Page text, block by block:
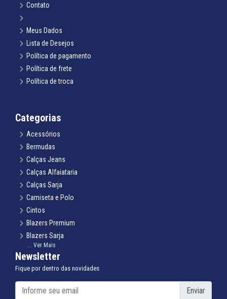
Contato
Meus Dados
Lista de Desejos
Política de pagamento
Política de frete
Política de troca
Categorias
Acessórios
Bermudas
Calças Jeans
Calças Alfaiataria
Calças Sarja
Camiseta e Polo
Cintos
Blazers Premium
Blazers Sarja
Gravatas Tradicional e Slim
Infantil Terno Infantil
Infantil Blazer Infantil
Infantil Camisa Infantil
... Ver Mais
Newsletter
Fique por dentro das novidades
Enviar